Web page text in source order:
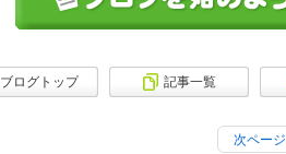
ブログトップ 記事一覧
次ページ